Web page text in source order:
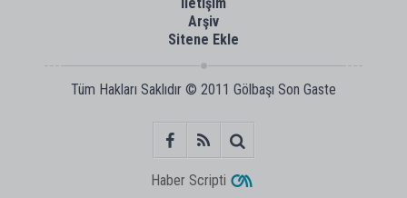
Arşiv
Sitene Ekle
Tüm Hakları Saklıdır © 2011 Gölbaşı Son Gaste
Haber Scripti